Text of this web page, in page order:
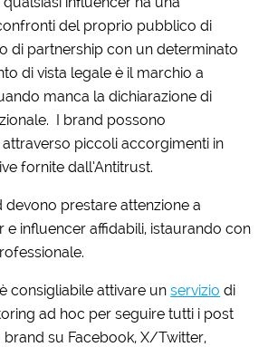
del proprio pubblico di
di partnership con un determinato
di vista legale è il marchio a
manca la dichiarazione di
I brand possono
piccoli accorgimenti in
fornite dall’Antitrust.
devono prestare attenzione a
e influencer affidabili, istaurando con
consigliabile attivare unservizio di
ad hoc per seguire tutti i post
su Facebook, X/Twitter,